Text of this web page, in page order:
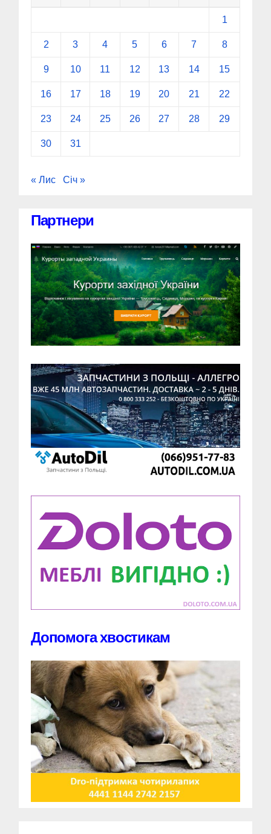
1
2 3 4 5 6 7 8
9 10 11 12 13 14 15
16 17 18 19 20 21 22
23 24 25 26 27 28 29
30 31
« Лис Січ »
Партнери
Допомога хвостикам